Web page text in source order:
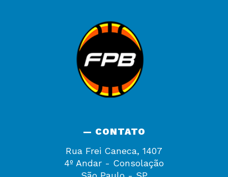
— CONTATO
Rua Frei Caneca, 1407
4º Andar - Consolação